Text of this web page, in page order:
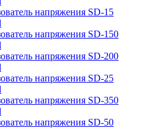
напряжения SD-15
напряжения SD-150
напряжения SD-200
напряжения SD-25
напряжения SD-350
напряжения SD-50